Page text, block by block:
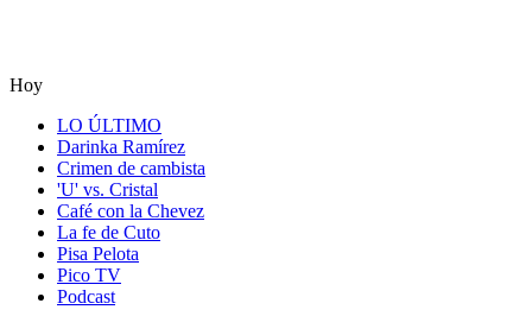
Hoy
LO ÚLTIMO
Darinka Ramírez
Crimen de cambista
'U' vs. Cristal
Café con la Chevez
La fe de Cuto
Pisa Pelota
Pico TV
Podcast